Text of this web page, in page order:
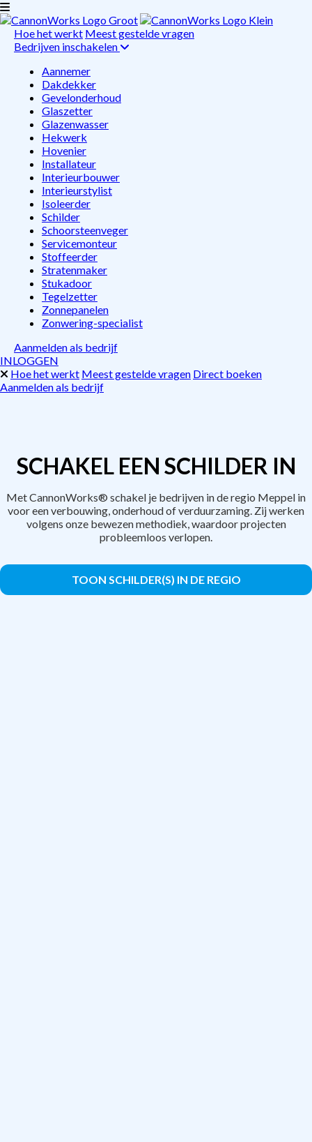
Hoe het werkt Meest gestelde vragen
Bedrijven inschakelen
Aannemer
Dakdekker
Gevelonderhoud
Glaszetter
Glazenwasser
Hekwerk
Hovenier
Installateur
Interieurbouwer
Interieurstylist
Isoleerder
Schilder
Schoorsteenveger
Servicemonteur
Stoffeerder
Stratenmaker
Stukadoor
Tegelzetter
Zonnepanelen
Zonwering-specialist
Aanmelden als bedrijf
INLOGGEN
Hoe het werkt Meest gestelde vragen Direct boeken
Aanmelden als bedrijf
SCHAKEL EEN SCHILDER IN
Met CannonWorks® schakel je bedrijven in de regio Meppel in
voor een verbouwing, onderhoud of verduurzaming. Zij werken
volgens onze bewezen methodiek, waardoor projecten
probleemloos verlopen.
TOON SCHILDER(S) IN DE REGIO